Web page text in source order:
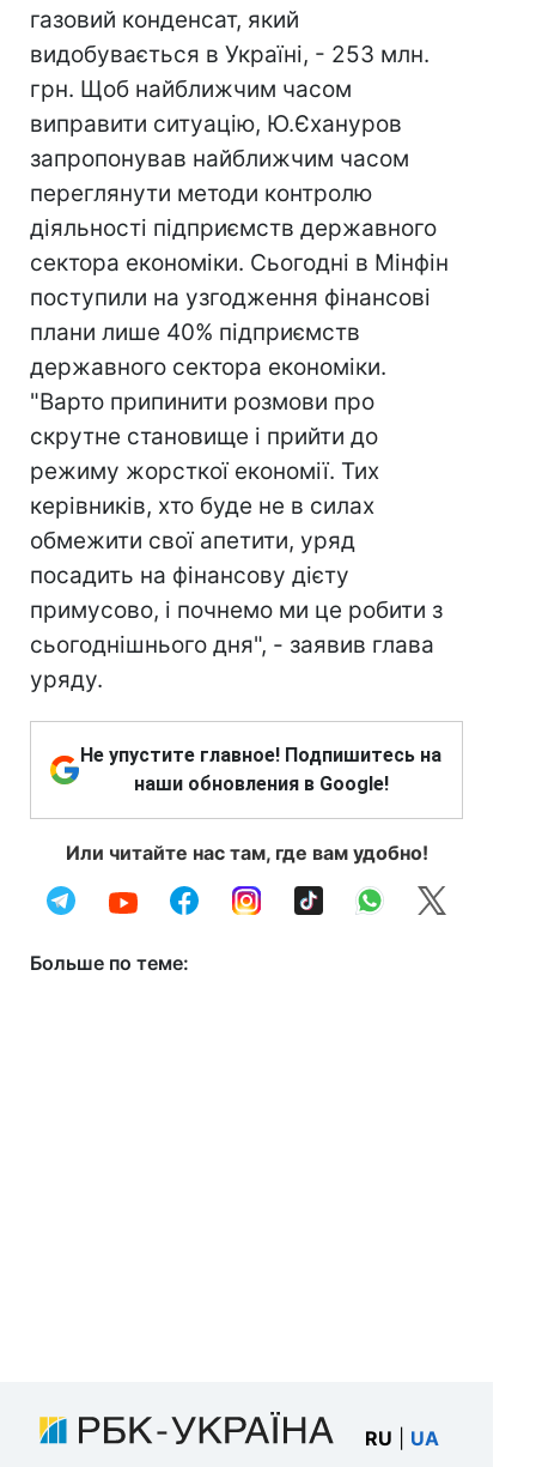
газовий конденсат, який
видобувається в Україні, - 253 млн.
грн. Щоб найближчим часом
виправити ситуацію, Ю.Єхануров
запропонував найближчим часом
переглянути методи контролю
діяльності підприємств державного
сектора економіки. Сьогодні в Мінфін
поступили на узгодження фінансові
плани лише 40% підприємств
державного сектора економіки.
"Варто припинити розмови про
скрутне становище і прийти до
режиму жорсткої економії. Тих
керівників, хто буде не в силах
обмежити свої апетити, уряд
посадить на фінансову дієту
примусово, і почнемо ми це робити з
сьогоднішнього дня", - заявив глава
уряду.
Не упустите главное! Подпишитесь на
наши обновления в Google!
Или читайте нас там, где вам удобно!
Больше по теме:
RU UA